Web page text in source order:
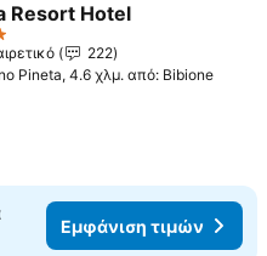
στα αγαπημένα
Resort Hotel
222
Pineta, 4.6 χλμ. από: Bibione
Εμφάνιση τιμών